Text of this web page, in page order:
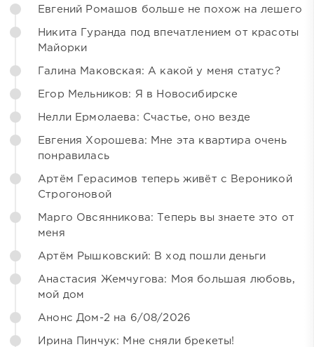
Евгений Ромашов больше не похож на лешего
Никита Гуранда под впечатлением от красоты
Майорки
Галина Маковская: А какой у меня статус?
Егор Мельников: Я в Новосибирске
Нелли Ермолаева: Счастье, оно везде
Евгения Хорошева: Мне эта квартира очень
понравилась
Артём Герасимов теперь живёт с Вероникой
Строгоновой
Марго Овсянникова: Теперь вы знаете это от
меня
Артём Рышковский: В ход пошли деньги
Анастасия Жемчугова: Моя большая любовь,
мой дом
Анонс Дом-2 на 6/08/2026
Ирина Пинчук: Мне сняли брекеты!